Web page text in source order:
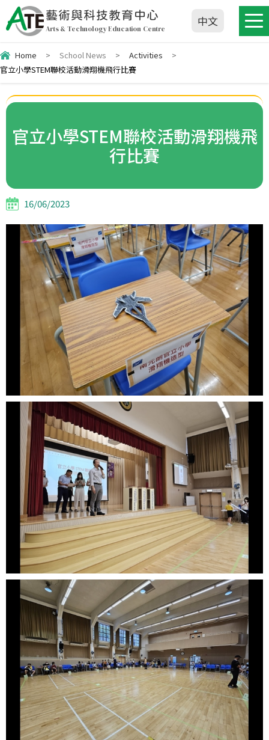
藝術與科技教育中心
Arts & Technology Education Centre
中文
Home > School News > Activities
>
官立小學STEM聯校活動滑翔機飛行比賽
官立小學STEM聯校活動滑翔機飛
行比賽
16/06/2023